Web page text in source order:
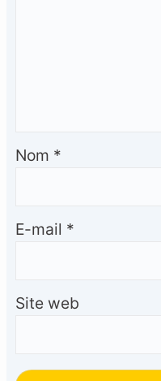
Nom *
E-mail *
Site web